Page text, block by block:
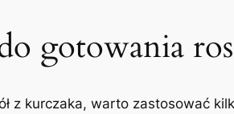
gotowania
z kurczaka, warto zastosować